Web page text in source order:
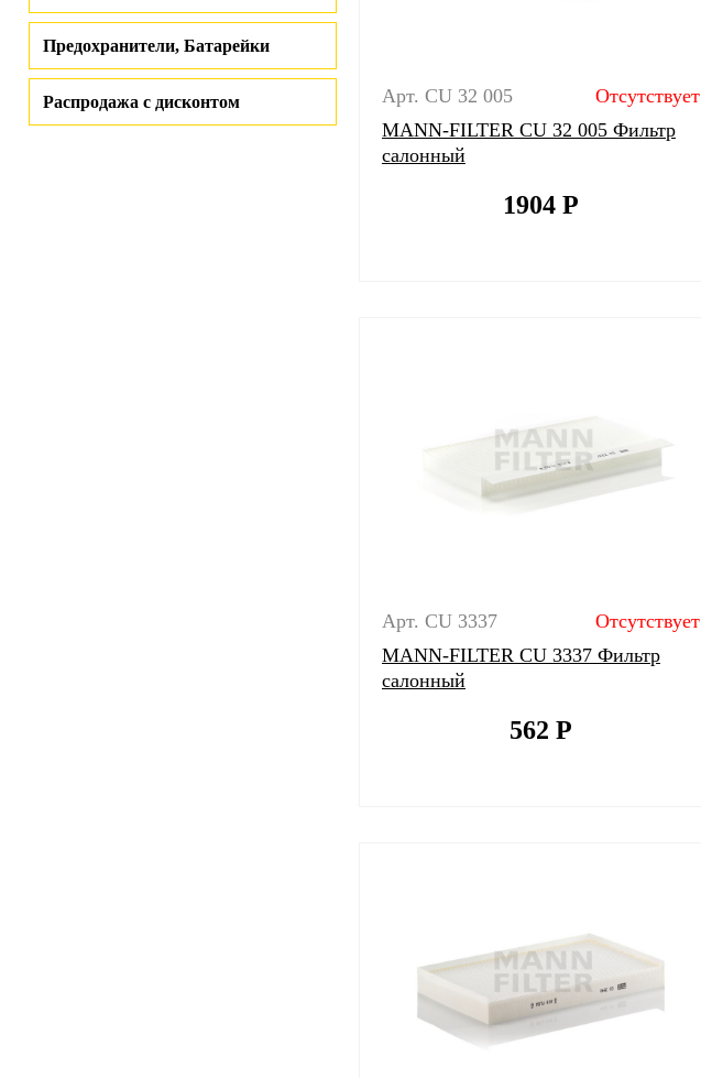
Предохранители, Батарейки
Распродажа с дисконтом Арт. CU 32 005
Отсутствует
MANN-FILTER CU 32 005 Фильтр
салонный
1904 Р
Арт. CU 3337
Отсутствует
MANN-FILTER CU 3337 Фильтр
салонный
562 Р